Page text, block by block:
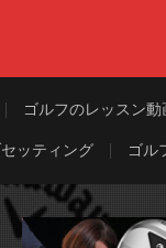
ゴルフのレッスン動
ッティング ゴル